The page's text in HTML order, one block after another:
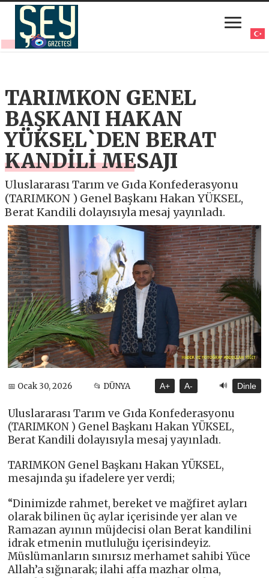
TARIMKON GENEL
BAŞKANI HAKAN
YÜKSEL`DEN BERAT
KANDİLİ MESAJI
Uluslararası Tarım ve Gıda Konfederasyonu
(TARIMKON ) Genel Başkanı Hakan YÜKSEL,
Berat Kandili dolayısıyla mesaj yayınladı.
📅 Ocak 30, 2026 📂 DÜNYA A+ A- 🔊 Dinle
Uluslararası Tarım ve Gıda Konfederasyonu
(TARIMKON ) Genel Başkanı Hakan YÜKSEL,
Berat Kandili dolayısıyla mesaj yayınladı.
TARIMKON Genel Başkanı Hakan YÜKSEL,
mesajında şu ifadelere yer verdi;
“Dinimizde rahmet, bereket ve mağfiret ayları
olarak bilinen üç aylar içerisinde yer alan ve
Ramazan ayının müjdecisi olan Berat kandilini
idrak etmenin mutluluğu içerisindeyiz.
Müslümanların sınırsız merhamet sahibi Yüce
Allah’a sığınarak; ilahi affa mazhar olma,